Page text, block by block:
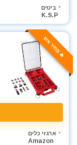
ביטים
K.S.P
🔥 מחיר אש
ארגזי כלים
Amazon